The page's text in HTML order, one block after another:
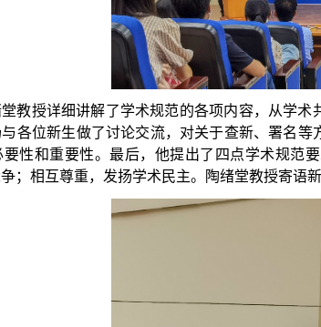
教授详细讲解了学术规范的各项内容，从学
各位新生做了讨论交流，对关于查新、署名
性和重要性。最后，他提出了四点学术规范
；相互尊重，发扬学术民主。陶绪堂教授寄语